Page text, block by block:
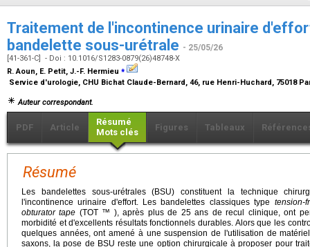
Traitement de l'incontinence urinaire
bandelette sous-urétrale - 25/05/26
[41-361-C] - Doi : 10.1016/S1283-0879(26)48748-X
R. Aoun, E. Petit, J.-F. Hermieu ⁎
Service d'urologie, CHU Bichat Claude-Bernard, 46, rue Henri-Huchard, 75018
Auteur correspondant.
PDF Article
Résumé
Mots clés
Figures Tableaux
Résumé
Les bandelettes sous-urétrales (BSU) constituent la technique
l'incontinence urinaire d'effort. Les bandelettes classiques type tension-
obturator tape (TOT ™ ), après plus de 25 ans de recul clinique, ont
morbidité et d'excellents résultats fonctionnels durables. Alors que les
quelques années, ont amené à une suspension de l'utilisation de
saxons, la pose de BSU reste une option chirurgicale à proposer pour